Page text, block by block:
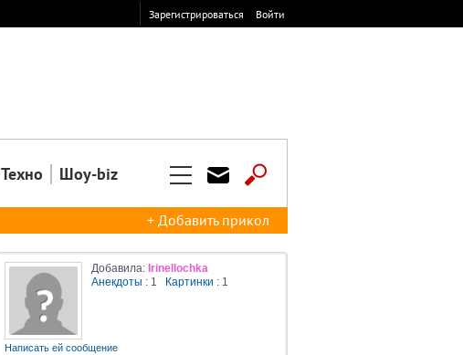
Зарегистрироваться Войти
Техно Шоу-biz
+ Добавить прикол
Добавила: Irinellochka
Анекдоты : 1 Картинки : 1
Написать ей сообщение